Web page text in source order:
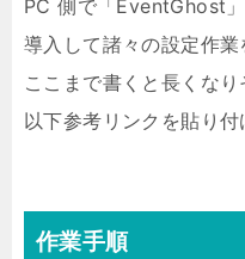
PC 側で「EventGhost
導入して諸々の設定作業
ここまで書くと長くなり
以下参考リンクを貼り付
作業手順